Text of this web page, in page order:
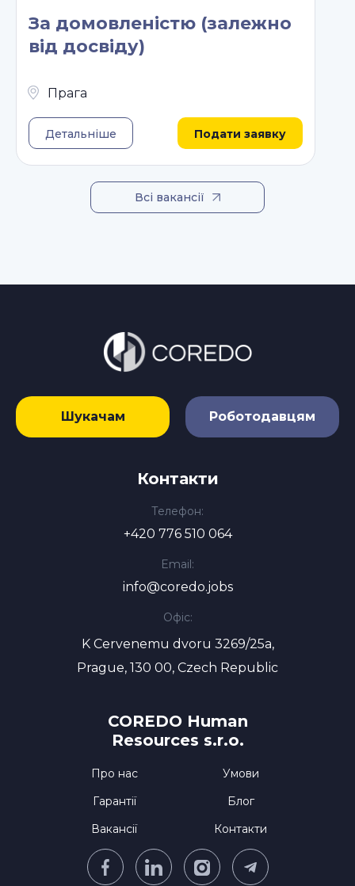
За домовленістю (залежно
від досвіду)
Прага
Детальніше Подати заявку
Всі вакансії
Шукачам Роботодавцям
Контакти
Телефон:
+420 776 510 064
Email:
info@coredo.jobs
Офіс:
K Cervenemu dvoru 3269/25a,
Prague, 130 00, Czech Republic
COREDO Human
Resources s.r.o.
Про нас
Умови
Гарантії
Блог
Вакансії
Контакти